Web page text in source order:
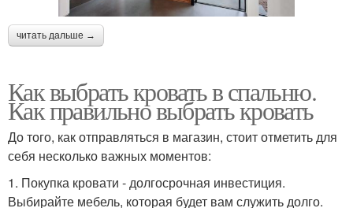
читать дальше →
Как выбрать кровать в спальню.
Как правильно выбрать кровать
До того, как отправляться в магазин, стоит отметить для
себя несколько важных моментов:
1. Покупка кровати - долгосрочная инвестиция.
Выбирайте мебель, которая будет вам служить долго.